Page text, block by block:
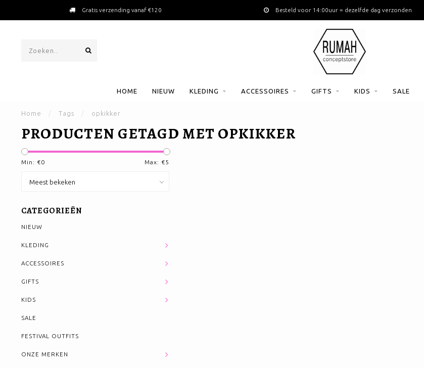
Gratis verzending vanaf €120 Besteld voor 14:00uur = dezelfde dag verzonden
HOME NIEUW KLEDING ACCESSOIRES GIFTS KIDS SALE
Home / Tags / opkikker
PRODUCTEN GETAGD MET OPKIKKER
Min: €0 Max: €5
CATEGORIEËN
NIEUW
KLEDING
ACCESSOIRES
GIFTS
KIDS
SALE
FESTIVAL OUTFITS
ONZE MERKEN